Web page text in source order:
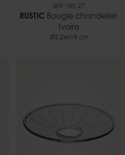
509-180-27
RUSTIC Bougie chandelier,
Ivoire
Ø2,2xH18 cm